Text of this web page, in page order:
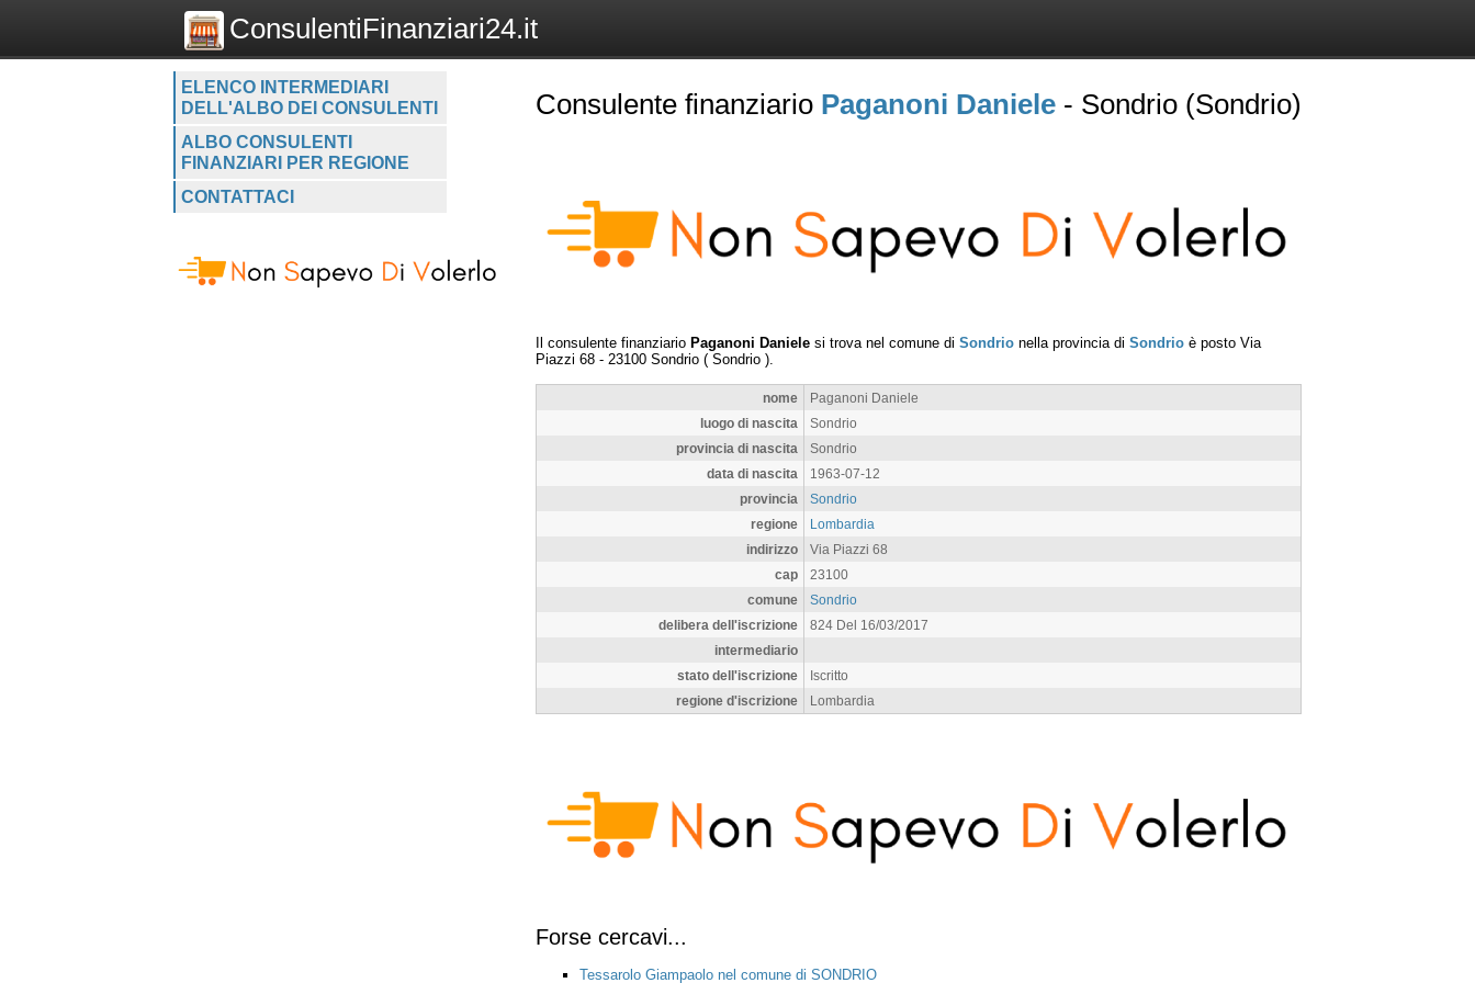
ConsulentiFinanziari24.it
ELENCO INTERMEDIARI
DELL'ALBO DEI CONSULENTI
ALBO CONSULENTI
FINANZIARI PER REGIONE
CONTATTACI
Consulente finanziario Paganoni Daniele - Sondrio (Sondrio)
Il consulente finanziario Paganoni Daniele si trova nel comune di Sondrio nella provincia di Sondrio è posto Via
Piazzi 68 - 23100 Sondrio ( Sondrio ).
nome
Paganoni Daniele
luogo di nascita
Sondrio
provincia di nascita
Sondrio
data di nascita
1963-07-12
provincia
Sondrio
regione
Lombardia
indirizzo
Via Piazzi 68
cap
23100
comune
Sondrio
delibera dell'iscrizione
824 Del 16/03/2017
intermediario
stato dell'iscrizione
Iscritto
regione d'iscrizione
Lombardia
Forse cercavi...
Tessarolo Giampaolo nel comune di SONDRIO